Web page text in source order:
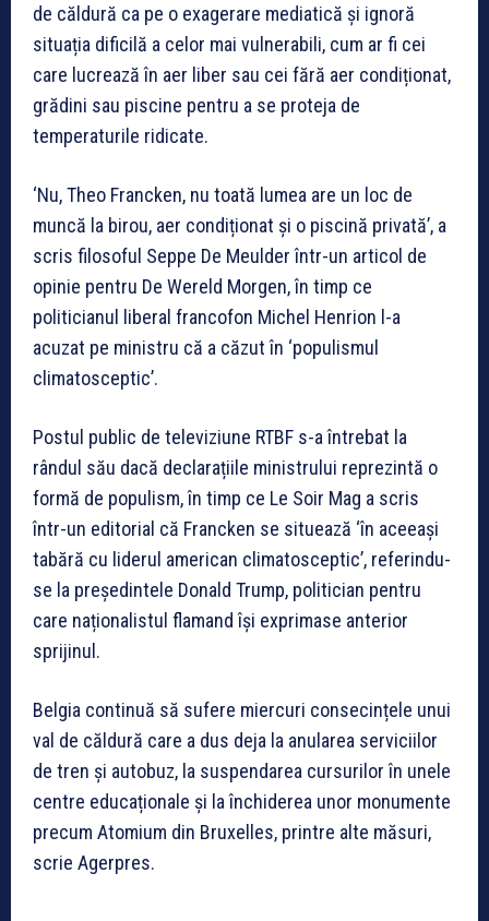
de căldură ca pe o exagerare mediatică și ignoră
situația dificilă a celor mai vulnerabili, cum ar fi cei
care lucrează în aer liber sau cei fără aer condiționat,
grădini sau piscine pentru a se proteja de
temperaturile ridicate.
‘Nu, Theo Francken, nu toată lumea are un loc de
muncă la birou, aer condiționat și o piscină privată’, a
scris filosoful Seppe De Meulder într-un articol de
opinie pentru De Wereld Morgen, în timp ce
politicianul liberal francofon Michel Henrion l-a
acuzat pe ministru că a căzut în ‘populismul
climatosceptic’.
Postul public de televiziune RTBF s-a întrebat la
rândul său dacă declarațiile ministrului reprezintă o
formă de populism, în timp ce Le Soir Mag a scris
într-un editorial că Francken se situează ‘în aceeași
tabără cu liderul american climatosceptic’, referindu-
se la președintele Donald Trump, politician pentru
care naționalistul flamand își exprimase anterior
sprijinul.
Belgia continuă să sufere miercuri consecințele unui
val de căldură care a dus deja la anularea serviciilor
de tren și autobuz, la suspendarea cursurilor în unele
centre educaționale și la închiderea unor monumente
precum Atomium din Bruxelles, printre alte măsuri,
scrie Agerpres.